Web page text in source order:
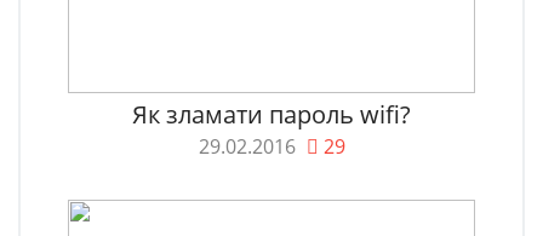
Як зламати пароль wifi?
29.02.2016 29